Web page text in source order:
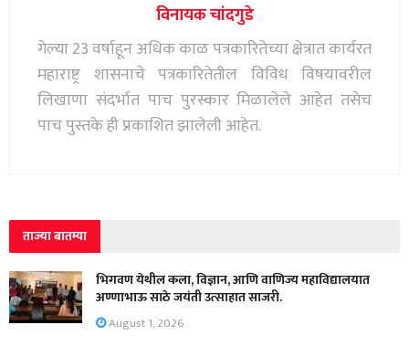
विनायक चांदगुडे
गेल्या 23 वर्षाहून अधिक काळ पत्रकारितेच्या क्षेत्रात कार्यरत
महाराष्ट्र शासनाचे पत्रकारितेतील विविध विषयावरील
लिखाणा संदर्भात पाच पुरस्कार मिळालेले आहेत तसेच
पाच पुस्तके ही प्रकाशित झालेली आहेत.
ताज्या बातम्या
भिगवण येथील कला, विज्ञान, आणि वाणिज्य महाविद्यालयात
अण्णाभाऊ साठे जयंती उत्साहात साजरी.
August 1, 2026